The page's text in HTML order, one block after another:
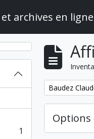
archives en ligne
1
Remove filter:
Baudez
Options